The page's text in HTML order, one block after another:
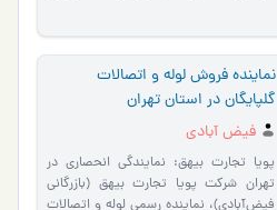
نماینده فروش لوله و اتصالات
گلپایگان در استان تهران
فیض آبادی
پویا تجارت بیهق: نمایندگی انحصاری در
تهران شرکت پویا تجارت بیهق (بازرگانی
فیض‌آبادی)، نماینده رسمی لوله و اتصالات